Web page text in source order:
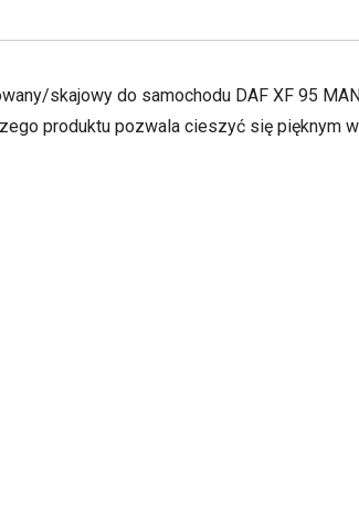
skajowy do samochodu DAF XF 95
produktu pozwala cieszyć się pięknym